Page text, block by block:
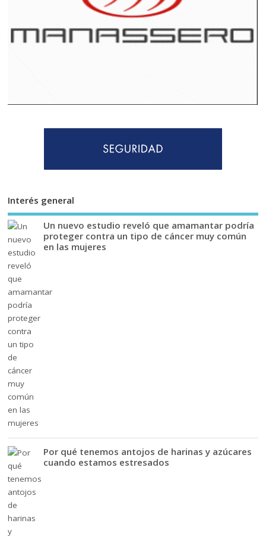
Interés general
Un nuevo estudio reveló que amamantar podría
proteger contra un tipo de cáncer muy común
en las mujeres
Por qué tenemos antojos de harinas y azúcares
cuando estamos estresados